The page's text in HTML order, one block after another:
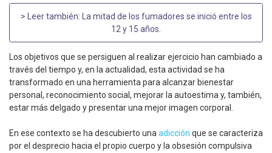
> Leer también: La mitad de los fumadores se inició entre los
12 y 15 años
Los objetivos que se persiguen al realizar ejercicio han cambiado a
través del tiempo y, en la actualidad, esta actividad se ha
transformado en una herramienta para alcanzar bienestar
personal, reconocimiento social, mejorar la autoestima y, también,
estar más delgado y presentar una mejor imagen corporal.
En ese contexto se ha descubierto una adicción que se caracteriza
por el desprecio hacia el propio cuerpo y la obsesión compulsiva